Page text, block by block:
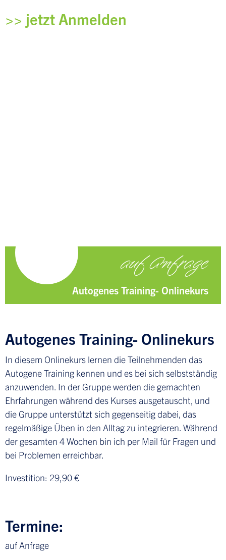
>> jetzt Anmelden
auf Anfrage
Autogenes Training- Onlinekurs
Autogenes Training- Onlinekurs
In diesem Onlinekurs lernen die Teilnehmenden das
Autogene Training kennen und es bei sich selbstständig
anzuwenden. In der Gruppe werden die gemachten
Ehrfahrungen während des Kurses ausgetauscht, und
die Gruppe unterstützt sich gegenseitig dabei, das
regelmäßige Üben in den Alltag zu integrieren. Während
der gesamten 4 Wochen bin ich per Mail für Fragen und
bei Problemen erreichbar.
Investition: 29,90 €
Termine:
auf Anfrage